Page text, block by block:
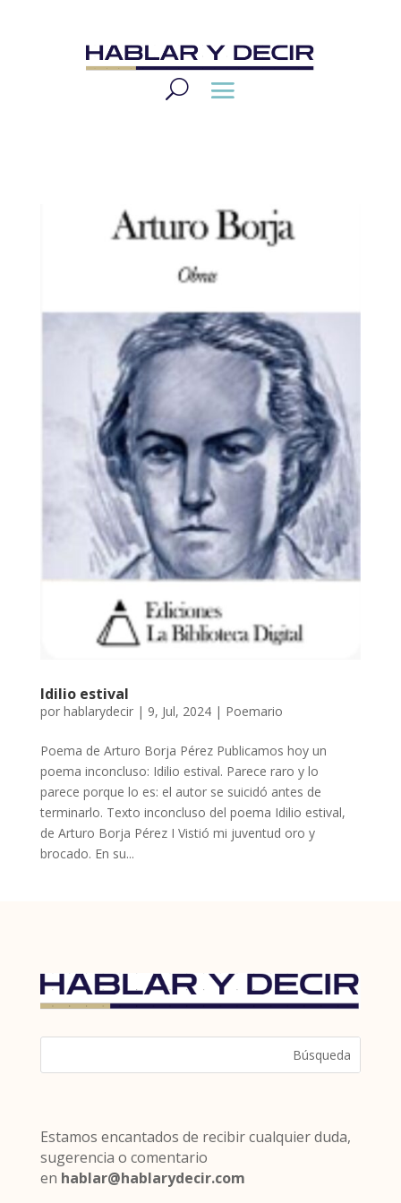
Idilio estival
por hablarydecir| 9, Jul, 2024| Poemario
Poema de Arturo Borja Pérez Publicamos hoy un
poema inconcluso: Idilio estival. Parece raro y lo
parece porque lo es: el autor se suicidó antes de
terminarlo. Texto inconcluso del poema Idilio estival,
de Arturo Borja Pérez I Vistió mi juventud oro y
brocado. En su...
Estamos encantados de recibir cualquier duda,
sugerencia o comentario
en hablar@hablarydecir.com